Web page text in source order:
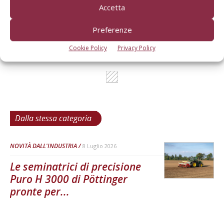
Accetta
Preferenze
Cookie Policy Privacy Policy
Dalla stessa categoria
NOVITÀ DALL'INDUSTRIA 8 Luglio 2026
Le seminatrici di precisione
Puro H 3000 di Pöttinger
pronte per...